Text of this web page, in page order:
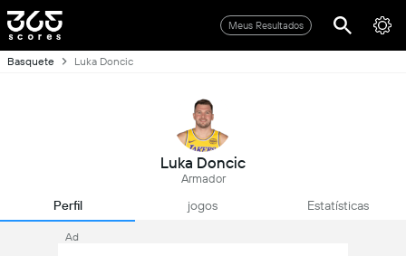
Meus Resultados
Basquete Luka Doncic
Luka Doncic
Armador
Perfil jogos Estatísticas
Ad